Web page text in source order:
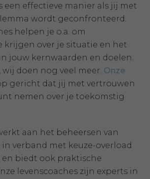
een effectieve manier als jij met
wordt geconfronteerd.
helpen je o.a. om
krijgen over je situatie en het
jouw kernwaarden en doelen.
doen nog veel meer. Onze
gericht dat jij met vertrouwen
nemen over je toekomstig
aan het beheersen van
verband met keuze-overload
biedt ook praktische
levenscoaches zijn experts in